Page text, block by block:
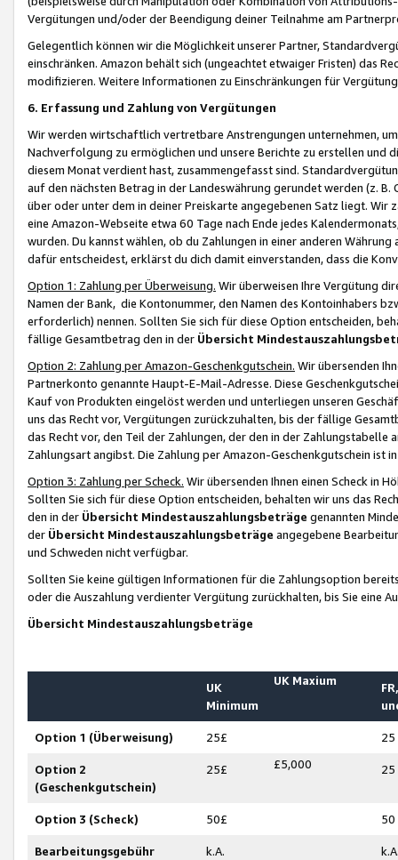
Vergütungen und/oder der Beendigung deiner Teilnahme am
Gelegentlich können wir die Möglichkeit unserer Partner,
einschränken. Amazon behält sich (ungeachtet etwaiger Fristen) das
modifizieren. Weitere Informationen zu Einschränkungen für
6. Erfassung und Zahlung von Vergütungen
Wir werden wirtschaftlich vertretbare Anstrengungen unternehmen,
Nachverfolgung zu ermöglichen und unsere Berichte zu erstellen und
diesem Monat verdient hast, zusammengefasst sind.
auf den nächsten Betrag in der Landeswährung gerundet werden (z.
über oder unter dem in deiner Preiskarte angegebenen Satz liegt.
eine Amazon-Webseite etwa 60 Tage nach Ende jedes
wurden. Du kannst wählen, ob du Zahlungen in einer anderen
dafür entscheidest, erklärst du dich damit einverstanden, dass die
Option 1: Zahlung per Überweisung. Wir überweisen Ihre Vergütung
Namen der Bank, die Kontonummer, den Namen des Kontoinhabers
erforderlich) nennen. Sollten Sie sich für diese Option entscheiden,
fällige Gesamtbetrag den in der Übersicht
Option 2: Zahlung per Amazon-Geschenkgutschein. Wir übersenden
Partnerkonto genannte Haupt-E-Mail-Adresse. Diese
Kauf von Produkten eingelöst werden und unterliegen unseren
uns das Recht vor, Vergütungen zurückzuhalten, bis der fällige
das Recht vor, den Teil der Zahlungen, der den in der
Zahlungsart angibst. Die Zahlung per Amazon-Geschenkgutschein ist
Option 3: Zahlung per Scheck. Wir übersenden Ihnen einen Scheck in
Sollten Sie sich für diese Option entscheiden, behalten wir uns das
den in der Übersicht Mindestauszahlungsbeträge genannten
der Übersicht Mindestauszahlungsbeträge angegebene
und Schweden nicht verfügbar.
Sollten Sie keine gültigen Informationen für die Zahlungsoption
oder die Auszahlung verdienter Vergütung zurückhalten, bis Sie
Übersicht Mindestauszahlungsbeträge
UK
Minimum
UK Maxium
Option 1 (Überweisung) 25£ 25
Option 2
(Geschenkgutschein)
25£ £5,000 25
Option 3 (Scheck) 50£ 50
Bearbeitungsgebühr
k.A.